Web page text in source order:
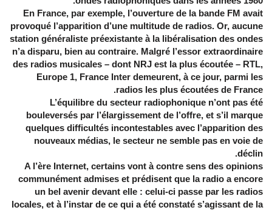
En France, par exemple, l’ouverture de la bande FM avait
provoqué l’apparition d’une multitude de radios. Or, aucune
station généraliste préexistante à la libéralisation des ondes
n’a disparu, bien au contraire. Malgré l’essor extraordinaire
des radios musicales – dont NRJ est la plus écoutée – RTL,
Europe 1, France Inter demeurent, à ce jour, parmi les
radios les plus écoutées de France.
L’équilibre du secteur radiophonique n’ont pas été
bouleversés par l’élargissement de l’offre, et s’il marque
quelques difficultés incontestables avec l’apparition des
nouveaux médias, le secteur ne semble pas en voie de
déclin.
A l’ère Internet, certains vont à contre sens des opinions
communément admises et prédisent que la radio a encore
un bel avenir devant elle : celui-ci passe par les radios
locales, et à l’instar de ce qui a été constaté s’agissant de la